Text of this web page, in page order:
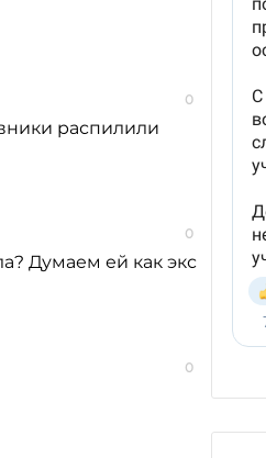
0
распилили
0
Думаем ей как экс
0